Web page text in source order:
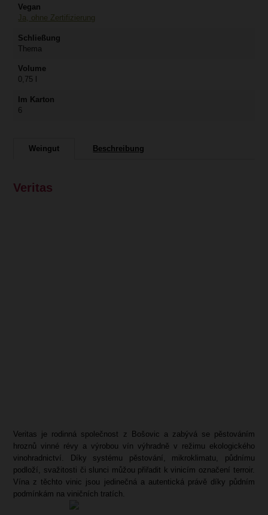
Vegan
Ja, ohne Zertifizierung
Schließung
Thema
Volume
0,75 l
Im Karton
6
Weingut Beschreibung
Veritas
Veritas je rodinná společnost z Bošovic a zabývá se pěstováním
hroznů vinné révy a výrobou vín výhradně v režimu ekologického
vinohradnictví. Díky systému pěstování, mikroklimatu, půdnímu
podloží, svažitosti či slunci můžou přiřadit k vinicím označení terroir.
Vína z těchto vinic jsou jedinečná a autentická právě díky půdním
podmínkám na viničních tratích.